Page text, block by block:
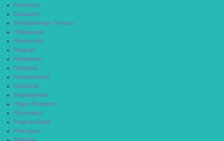
Мытищи
Мышкин
Набережные Челны
Навашино
Наволоки
Надым
Назарово
Назрань
Называевск
Нальчик
Нариманов
Наро-Фоминск
Нарткала
Нарьян-Мар
Находка